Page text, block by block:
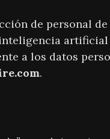
de personal de
artificial
a los datos
.